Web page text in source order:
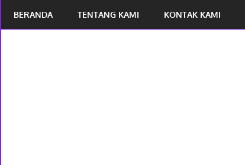
BERANDA TENTANG KAMI KONTAK KAMI